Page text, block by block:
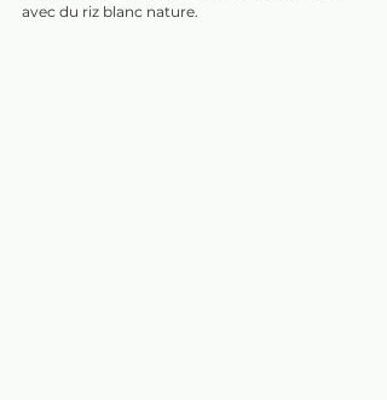
avec du riz blanc nature.